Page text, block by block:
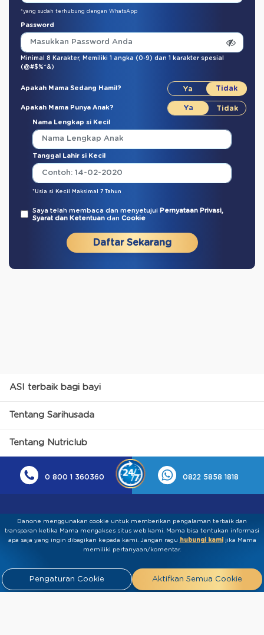
*yang sudah terhubung dengan WhatsApp
Password
Minimal 8 Karakter, Memiliki 1 angka (0-9) dan 1 karakter spesial
(@#$%^&)
Apakah Mama Sedang Hamil?
Apakah Mama Punya Anak?
Nama Lengkap si Kecil
Tanggal Lahir si Kecil
*Usia si Kecil Maksimal 7 Tahun
Saya telah membaca dan menyetujui Pernyataan Privasi,
Syarat dan Ketentuan dan Cookie
Daftar Sekarang
ASI terbaik bagi bayi
Tentang Sarihusada
Tentang Nutriclub
0 800 1 360360 0822 5858 1818
Kebijakan Privasi Syarat & Ketentuan
Tentang Kami
Danone menggunakan cookie untuk memberikan pengalaman terbaik dan
transparan ketika Mama mengakses situs web kami. Mama bisa tentukan informasi
apa saja yang ingin dibagikan kepada kami.​ ​Jangan ragu hubungi kamijika Mama
memiliki pertanyaan/komentar.
Pengaturan Cookie Aktifkan Semua Cookie